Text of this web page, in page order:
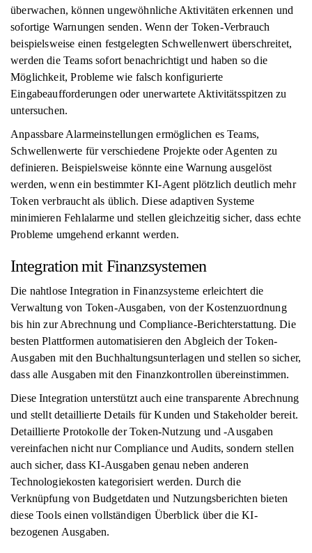
überwachen, können ungewöhnliche Aktivitäten erkennen und
sofortige Warnungen senden. Wenn der Token-Verbrauch
beispielsweise einen festgelegten Schwellenwert überschreitet,
werden die Teams sofort benachrichtigt und haben so die
Möglichkeit, Probleme wie falsch konfigurierte
Eingabeaufforderungen oder unerwartete Aktivitätsspitzen zu
untersuchen.
Anpassbare Alarmeinstellungen ermöglichen es Teams,
Schwellenwerte für verschiedene Projekte oder Agenten zu
definieren. Beispielsweise könnte eine Warnung ausgelöst
werden, wenn ein bestimmter KI-Agent plötzlich deutlich mehr
Token verbraucht als üblich. Diese adaptiven Systeme
minimieren Fehlalarme und stellen gleichzeitig sicher, dass echte
Probleme umgehend erkannt werden.
Integration mit Finanzsystemen
Die nahtlose Integration in Finanzsysteme erleichtert die
Verwaltung von Token-Ausgaben, von der Kostenzuordnung
bis hin zur Abrechnung und Compliance-Berichterstattung. Die
besten Plattformen automatisieren den Abgleich der Token-
Ausgaben mit den Buchhaltungsunterlagen und stellen so sicher,
dass alle Ausgaben mit den Finanzkontrollen übereinstimmen.
Diese Integration unterstützt auch eine transparente Abrechnung
und stellt detaillierte Details für Kunden und Stakeholder bereit.
Detaillierte Protokolle der Token-Nutzung und -Ausgaben
vereinfachen nicht nur Compliance und Audits, sondern stellen
auch sicher, dass KI-Ausgaben genau neben anderen
Technologiekosten kategorisiert werden. Durch die
Verknüpfung von Budgetdaten und Nutzungsberichten bieten
diese Tools einen vollständigen Überblick über die KI-
bezogenen Ausgaben.